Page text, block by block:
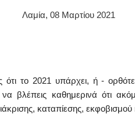
Λαμία, 08 Μαρτίου 2021
ότι το 2021 υπάρχει, ή -
βλέπεις καθημερινά ότι
καταπίεσης,